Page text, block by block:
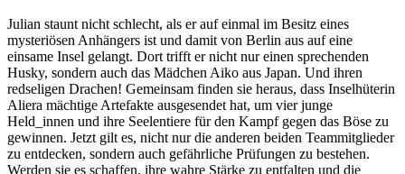
Julian staunt nicht schlecht, als er auf einmal im Besitz eines
mysteriösen Anhängers ist und damit von Berlin aus auf eine
einsame Insel gelangt. Dort trifft er nicht nur einen sprechenden
Husky, sondern auch das Mädchen Aiko aus Japan. Und ihren
redseligen Drachen! Gemeinsam finden sie heraus, dass Inselhüterin
Aliera mächtige Artefakte ausgesendet hat, um vier junge
Held_innen und ihre Seelentiere für den Kampf gegen das Böse zu
gewinnen. Jetzt gilt es, nicht nur die anderen beiden Teammitglieder
zu entdecken, sondern auch gefährliche Prüfungen zu bestehen.
Werden sie es schaffen, ihre wahre Stärke zu entfalten und die